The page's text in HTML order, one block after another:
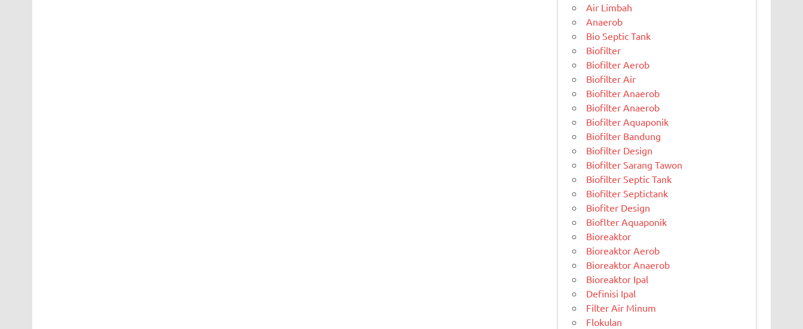
Air Limbah
Anaerob
Bio Septic Tank
Biofilter
Biofilter Aerob
Biofilter Air
Biofilter Anaerob
Biofilter Anaerob
Biofilter Aquaponik
Biofilter Bandung
Biofilter Design
Biofilter Sarang Tawon
Biofilter Septic Tank
Biofilter Septictank
Biofiter Design
Bioflter Aquaponik
Bioreaktor
Bioreaktor Aerob
Bioreaktor Anaerob
Bioreaktor Ipal
Definisi Ipal
Filter Air Minum
Flokulan